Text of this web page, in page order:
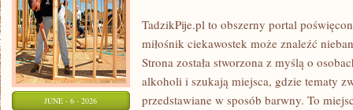
JUNE - 6 - 2026
TadzikPije.pl to obszerny portal
miłośnik ciekawostek może znaleźć
Strona została stworzona z myślą o
alkoholi i szukają miejsca, gdzie tematy
przedstawiane w sposób barwny. To